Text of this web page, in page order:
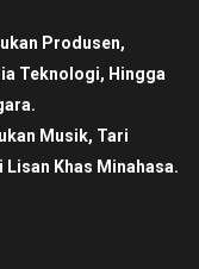
Produsen,
Teknologi, Hingga
Musik, Tari
Khas Minahasa.